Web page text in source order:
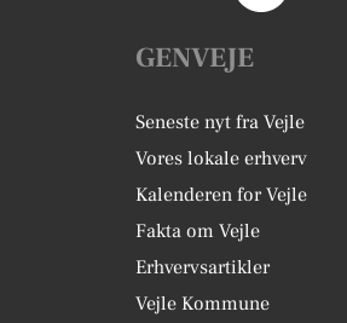
GENVEJE
Seneste nyt fra Vejle
Vores lokale erhverv
Kalenderen for Vejle
Fakta om Vejle
Erhvervsartikler
Vejle Kommune